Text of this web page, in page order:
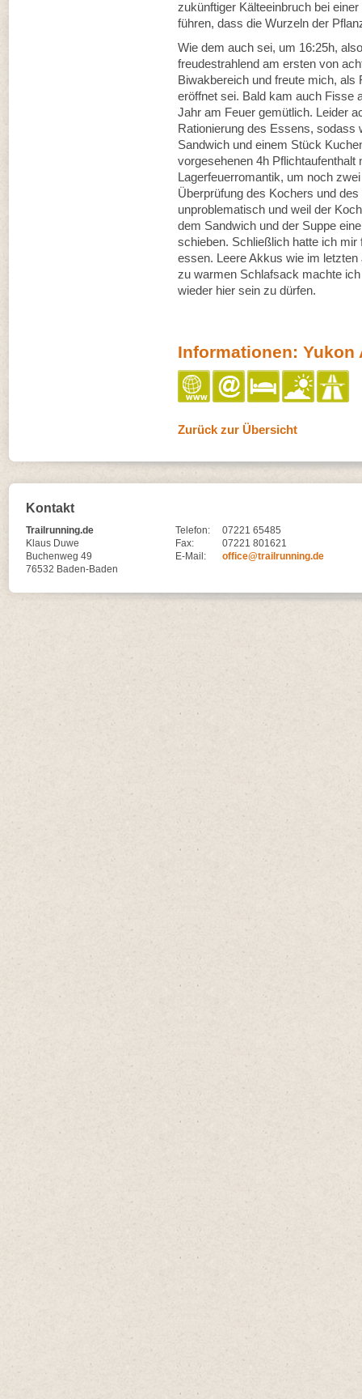
zukünftiger Kälteeinbruch bei
führen, dass die Wurzeln der
Wie dem auch sei, um 16:25h,
freudestrahlend am ersten von
Biwakbereich und freute mich,
eröffnet sei. Bald kam auch Fisse
Jahr am Feuer gemütlich. Leider
Rationierung des Essens, sodass
Sandwich und einem Stück
vorgesehenen 4h
Lagerfeuerromantik, um noch
Überprüfung des Kochers und
unproblematisch und weil der
dem Sandwich und der Suppe
schieben. Schließlich hatte ich
essen. Leere Akkus wie im
zu warmen Schlafsack machte
wieder hier sein zu dürfen.
Informationen: Yukon
Zurück zur Übersicht
Kontakt
Trailrunning.de
Klaus Duwe
Buchenweg 49
76532 Baden-Baden
Telefon:
07221 65485
Fax:
07221 801621
E-Mail:
office@trailrunning.de